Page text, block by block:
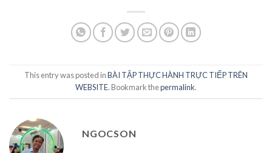
This entry was posted inBÀI TẬP THỰC HÀNH TRỰC TIẾP TRÊN
WEBSITE. Bookmark thepermalink.
NGOCSON